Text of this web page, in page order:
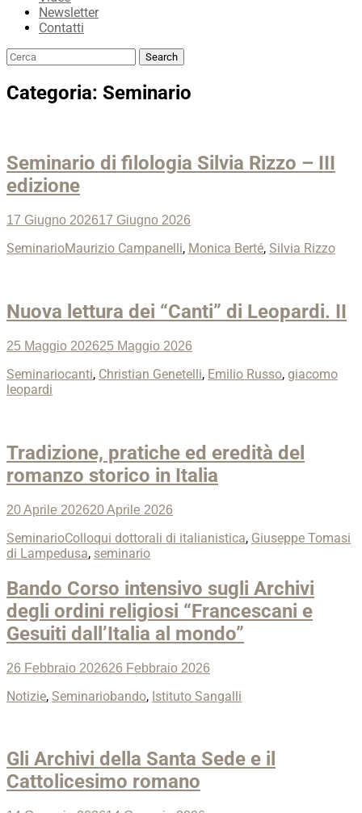
Newsletter
Contatti
Search
Search
Categoria: Seminario
Seminario di filologia Silvia Rizzo – III
edizione
Posted
17 Giugno 202617 Giugno 2026
Categories
SeminarioTags
Maurizio Campanelli, Monica Berté, Silvia Rizzo
Nuova lettura dei “Canti” di Leopardi. II
Posted
25 Maggio 202625 Maggio 2026
Categories
SeminarioTags
canti, Christian Genetelli, Emilio Russo, giacomo
leopardi
Tradizione, pratiche ed eredità del
romanzo storico in Italia
Posted
20 Aprile 202620 Aprile 2026
Categories
SeminarioTags
Colloqui dottorali di italianistica, Giuseppe Tomasi
di Lampedusa, seminario
Bando Corso intensivo sugli Archivi
degli ordini religiosi “Francescani e
Gesuiti dall’Italia al mondo”
Posted
26 Febbraio 202626 Febbraio 2026
Categories
Notizie, SeminarioTags
bando, Istituto Sangalli
Gli Archivi della Santa Sede e il
Cattolicesimo romano